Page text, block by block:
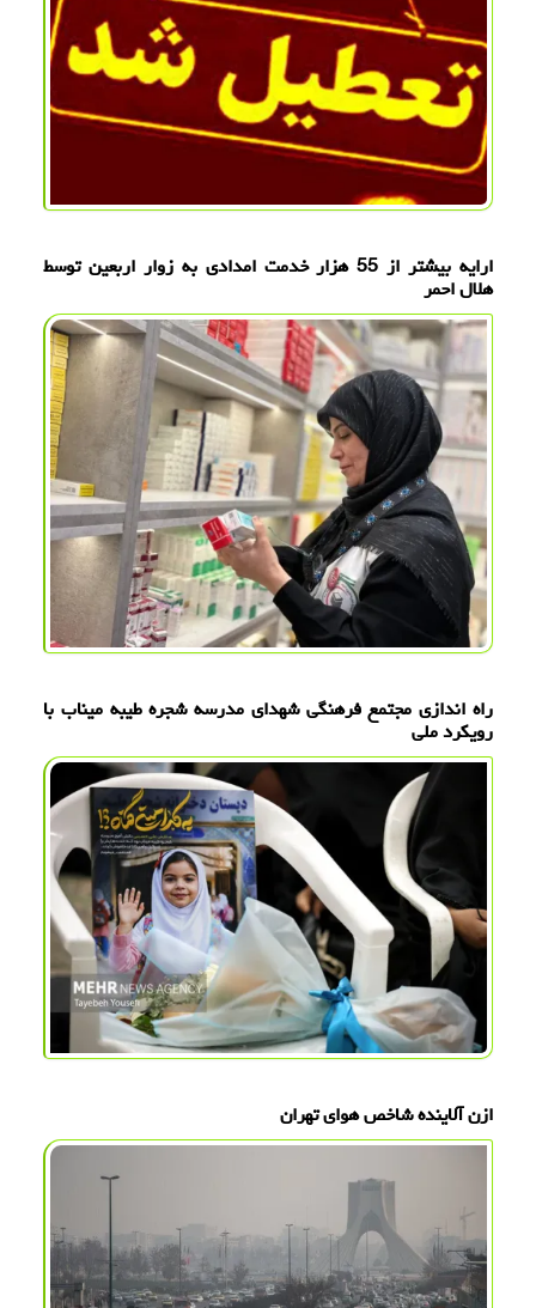
ارایه بیشتر از 55 هزار خدمت امدادی به زوار اربعین توسط
هلال احمر
راه اندازی مجتمع فرهنگی شهدای مدرسه شجره طیبه میناب با
رویکرد ملی
ازن آلاینده شاخص هوای تهران